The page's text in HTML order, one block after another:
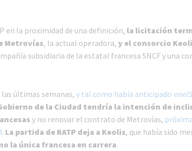
en la proximidad de una definición, la licitación
Metrovías, la actual operadora, y el consorcio
subsidiaria de la estatal francesa SNCF y una
las últimas semanas,y tal como había anticipado
de la Ciudad tendría la intención de
y no renovar el contrato de Metrovías,
. La partida de RATP deja a Keolis, que había sido
la única francesa en carrera.